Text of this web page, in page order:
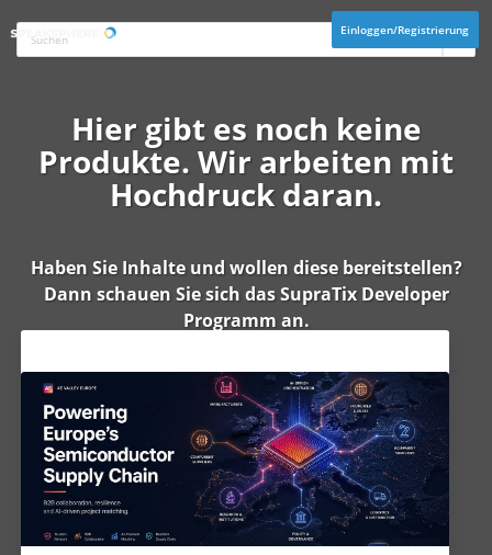
Einloggen/Registrierung
Hier gibt es noch keine
Produkte. Wir arbeiten mit
Hochdruck daran.
Haben Sie Inhalte und wollen diese bereitstellen?
Dann schauen Sie sich dasSupraTix Developer
Programm an.